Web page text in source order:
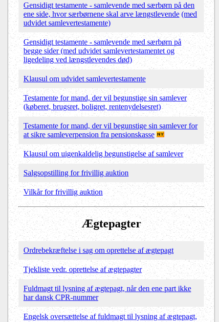
Gensidigt testamente - samlevende med særbørn på den
ene side, hvor særbørnene skal arve længstlevende (med
udvidet samlevertestamente)
Gensidigt testamente - samlevende med særbørn på
begge sider (med udvidet samlevertestamentet og
ligedeling ved længstlevendes død)
Klausul om udvidet samlevertestamente
Testamente for mand, der vil begunstige sin samlever
(køberet, brugsret, boligret, rentenydelsesret)
Testamente for mand, der vil begunstige sin samlever for
at sikre samleverpension fra pensionskasse
Klausul om uigenkaldelig begunstigelse af samlever
Salgsopstilling for frivillig auktion
Vilkår for frivillig auktion
Ægtepagter
Ordrebekræftelse i sag om oprettelse af ægtepagt
Tjekliste vedr. oprettelse af ægtepagter
Fuldmagt til lysning af ægtepagt, når den ene part ikke
har dansk CPR-nummer
Engelsk oversættelse af fuldmagt til lysning af ægtepagt,